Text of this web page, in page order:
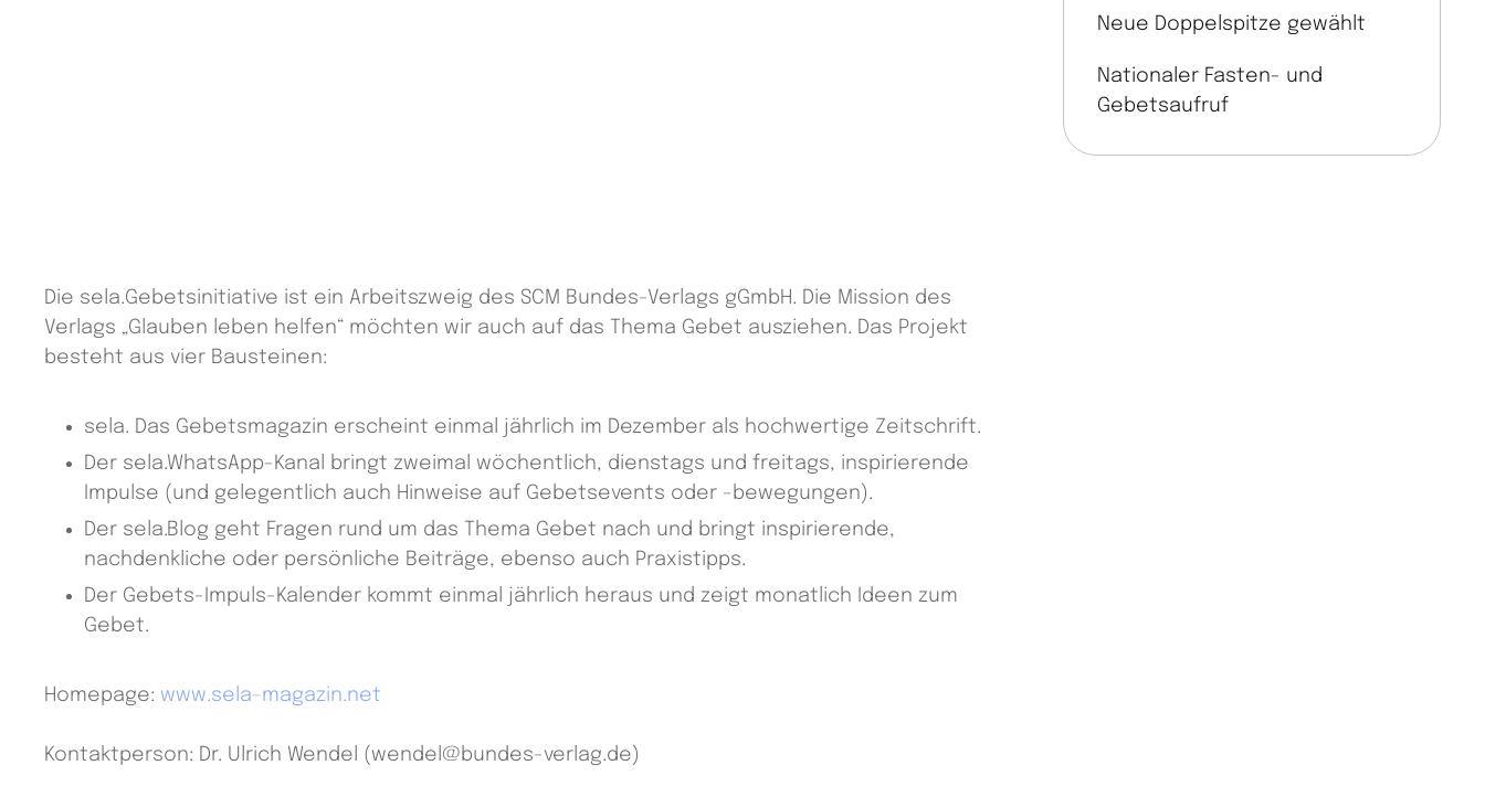
Die sela.Gebetsinitiative ist ein Arbeitszweig des SCM Bundes-Verlags gGmbH. Die Mission des
Verlags „Glauben leben helfen“ möchten wir auch auf das Thema Gebet ausziehen. Das Projekt
besteht aus vier Bausteinen:
sela. Das Gebetsmagazin erscheint einmal jährlich im Dezember als hochwertige Zeitschrift.
Der sela.WhatsApp-Kanal bringt zweimal wöchentlich, dienstags und freitags, inspirierende
Impulse (und gelegentlich auch Hinweise auf Gebetsevents oder -bewegungen).
Der sela.Blog geht Fragen rund um das Thema Gebet nach und bringt inspirierende,
nachdenkliche oder persönliche Beiträge, ebenso auch Praxistipps.
Der Gebets-Impuls-Kalender kommt einmal jährlich heraus und zeigt monatlich Ideen zum
Gebet.
Homepage: www.sela-magazin.net
Kontaktperson: Dr. Ulrich Wendel (wendel@bundes-verlag.de)
Neue Doppelspitze gewählt
Nationaler Fasten- und
Gebetsaufruf